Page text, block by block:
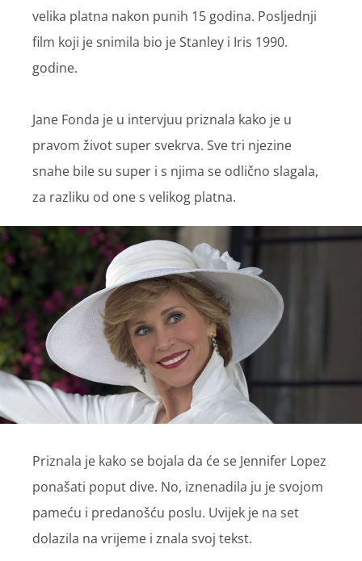
velika platna nakon punih 15 godina. Posljednji
film koji je snimila bio je Stanley i Iris 1990.
godine.
Jane Fonda je u intervjuu priznala kako je u
pravom život super svekrva. Sve tri njezine
snahe bile su super i s njima se odlično slagala,
za razliku od one s velikog platna.
Priznala je kako se bojala da će se Jennifer Lopez
ponašati poput dive. No, iznenadila ju je svojom
pameću i predanošću poslu. Uvijek je na set
dolazila na vrijeme i znala svoj tekst.